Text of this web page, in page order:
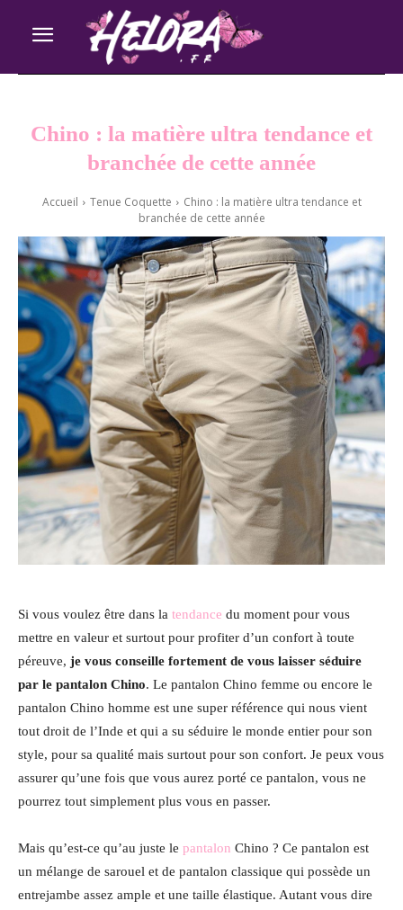
Chino : la matière ultra tendance et
branchée de cette année
Accueil Tenue Coquette
Chino : la matière ultra tendance et
branchée de cette année
Si vous voulez être dans la tendance du moment pour vous
mettre en valeur et surtout pour profiter d’un confort à toute
péreuve, je vous conseille fortement de vous laisser séduire
par le pantalon Chino. Le pantalon Chino femme ou encore le
pantalon Chino homme est une super référence qui nous vient
tout droit de l’Inde et qui a su séduire le monde entier pour son
style, pour sa qualité mais surtout pour son confort. Je peux vous
assurer qu’une fois que vous aurez porté ce pantalon, vous ne
pourrez tout simplement plus vous en passer.
Mais qu’est-ce qu’au juste le pantalon Chino ? Ce pantalon est
un mélange de sarouel et de pantalon classique qui possède un
entrejambe assez ample et une taille élastique. Autant vous dire